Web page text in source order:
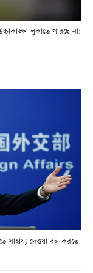
লুকাতে পারছে না:
সাহায্য দেওয়া বন্ধ করতে